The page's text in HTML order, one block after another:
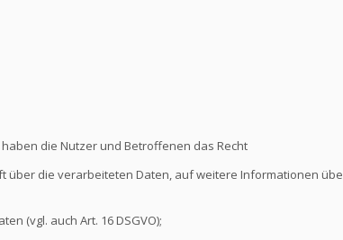
die Nutzer und Betroffenen das Recht
die verarbeiteten Daten, auf weitere Informationen
(vgl. auch Art. 16 DSGVO);